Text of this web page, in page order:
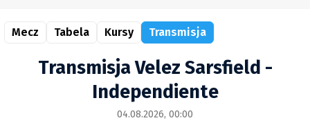
Mecz Tabela Kursy Transmisja
Transmisja Velez Sarsfield -
Independiente
04.08.2026, 00:00